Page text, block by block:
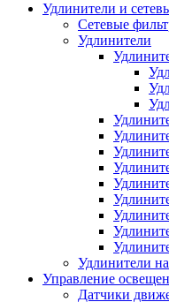
Удлинители и
Сетевые
Удлинители
Удлинители
Управление
Датчики